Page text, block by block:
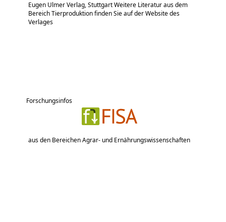
Eugen Ulmer Verlag, Stuttgart Weitere Literatur aus dem
Bereich Tierproduktion finden Sie auf der Website des
Verlages
Forschungsinfos
aus den Bereichen Agrar- und Ernährungswissenschaften